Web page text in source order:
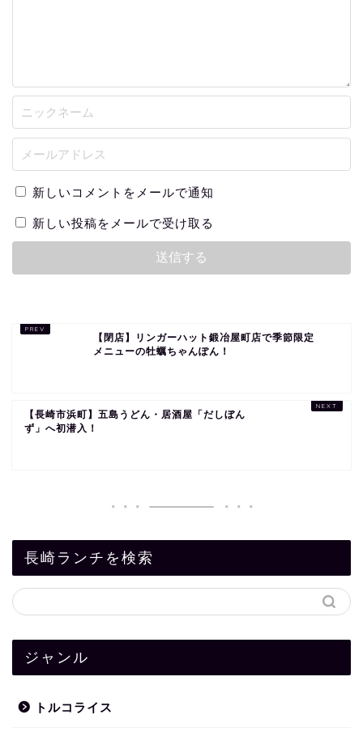
新しいコメントをメールで通知
新しい投稿をメールで受け取る
【閉店】リンガーハット鍛冶屋町店で季節限定
メニューの牡蠣ちゃんぽん！
【長崎市浜町】五島うどん・居酒屋「だしぼん
ず」へ初潜入！
長崎ランチを検索
ジャンル
トルコライス